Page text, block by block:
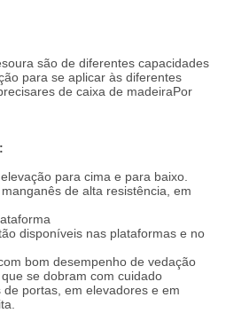
são de diferentes capacidades
para se aplicar às diferentes
de caixa de madeiraPor
para cima e para baixo.
de alta resistência, em
disponíveis nas plataformas e no
bom desempenho de vedação
se dobram com cuidado
portas, em elevadores e em